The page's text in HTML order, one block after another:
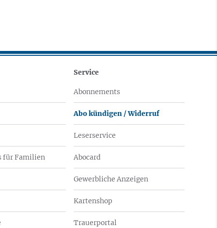
für Familien
Service
Abonnements
Abo kündigen / Widerruf
Leserservice
Abocard
Gewerbliche Anzeigen
Kartenshop
Trauerportal